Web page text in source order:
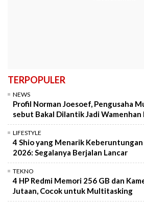
TERPOPULER
NEWS
Profil Norman Joesoef, Pengusaha
sebut Bakal Dilantik Jadi Wamenhan
LIFESTYLE
4 Shio yang Menarik
2026: Segalanya Berjalan Lancar
TEKNO
4 HP Redmi Memori 256 GB dan
Jutaan, Cocok untuk Multitasking